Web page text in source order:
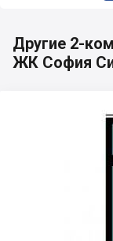
Другие 2-
ЖК София